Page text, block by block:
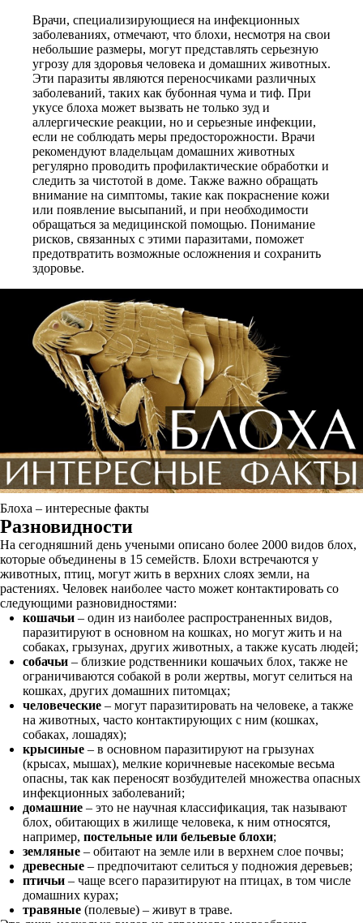
Врачи, специализирующиеся на инфекционных
заболеваниях, отмечают, что блохи, несмотря на свои
небольшие размеры, могут представлять серьезную
угрозу для здоровья человека и домашних животных.
Эти паразиты являются переносчиками различных
заболеваний, таких как бубонная чума и тиф. При
укусе блоха может вызвать не только зуд и
аллергические реакции, но и серьезные инфекции,
если не соблюдать меры предосторожности. Врачи
рекомендуют владельцам домашних животных
регулярно проводить профилактические обработки и
следить за чистотой в доме. Также важно обращать
внимание на симптомы, такие как покраснение кожи
или появление высыпаний, и при необходимости
обращаться за медицинской помощью. Понимание
рисков, связанных с этими паразитами, поможет
предотвратить возможные осложнения и сохранить
здоровье.
Блоха – интересные факты
Разновидности
На сегодняшний день учеными описано более 2000 видов блох,
которые объединены в 15 семейств. Блохи встречаются у
животных, птиц, могут жить в верхних слоях земли, на
растениях. Человек наиболее часто может контактировать со
следующими разновидностями:
кошачьи – один из наиболее распространенных видов,
паразитируют в основном на кошках, но могут жить и на
собаках, грызунах, других животных, а также кусать людей;
собачьи – близкие родственники кошачьих блох, также не
ограничиваются собакой в роли жертвы, могут селиться на
кошках, других домашних питомцах;
человеческие – могут паразитировать на человеке, а также
на животных, часто контактирующих с ним (кошках,
собаках, лошадях);
крысиные – в основном паразитируют на грызунах
(крысах, мышах), мелкие коричневые насекомые весьма
опасны, так как переносят возбудителей множества опасных
инфекционных заболеваний;
домашние – это не научная классификация, так называют
блох, обитающих в жилище человека, к ним относятся,
например, постельные или бельевые блохи;
земляные – обитают на земле или в верхнем слое почвы;
древесные – предпочитают селиться у подножия деревьев;
птичьи – чаще всего паразитируют на птицах, в том числе
домашних курах;
травяные (полевые) – живут в траве.